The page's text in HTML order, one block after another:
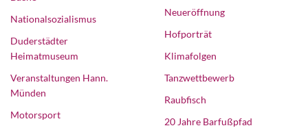
Nationalsozialismus
Duderstädter
Heimatmuseum
Veranstaltungen Hann.
Münden
Motorsport
Neueröffnung
Hofporträt
Klimafolgen
Tanzwettbewerb
Raubfisch
20 Jahre Barfußpfad